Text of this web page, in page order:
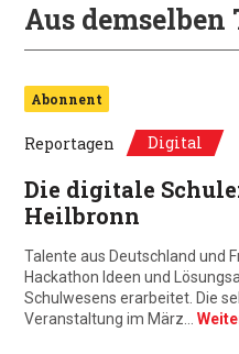
Aus demselben
Abonnent
Reportagen Digital
Die digitale
Heilbronn
Talente aus Deutschland und
Hackathon Ideen und
Schulwesens erarbeitet. Die
Veranstaltung im März…